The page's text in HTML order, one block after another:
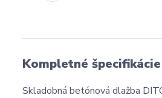
Kompletné špecifikácie
Skladobná betónová dlažba